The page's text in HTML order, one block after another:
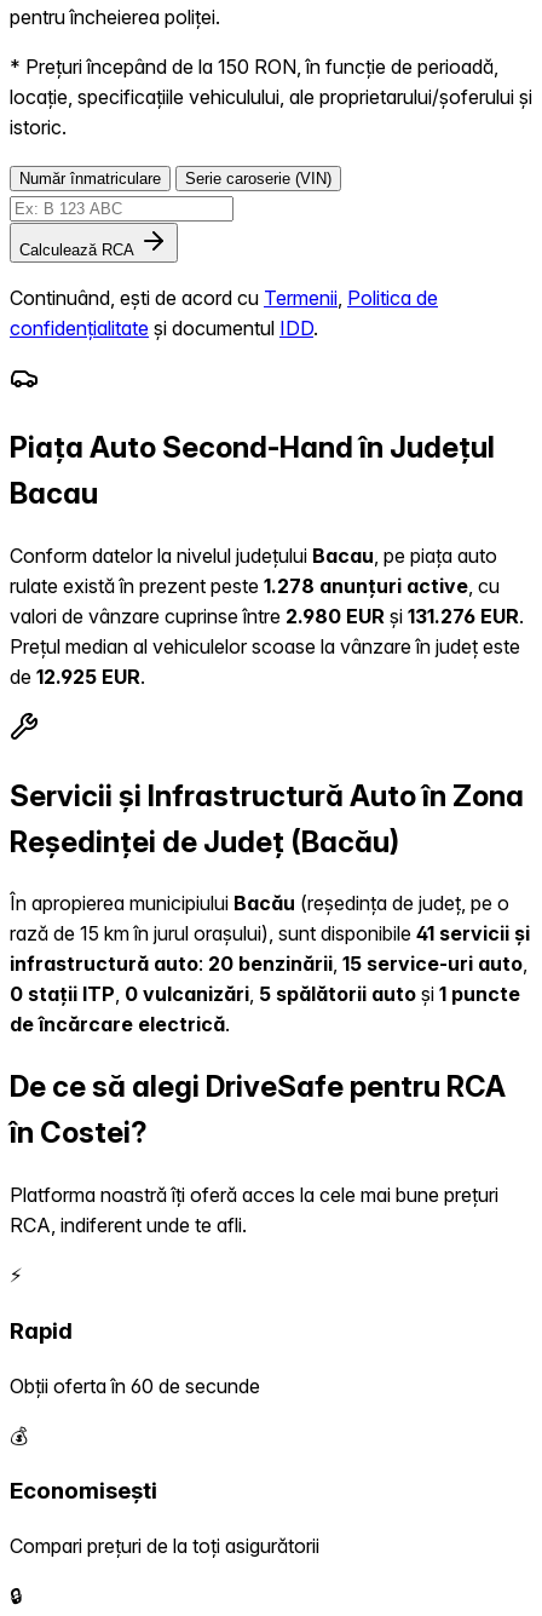
pentru încheierea poliței.
* Prețuri începând de la 150 RON, în funcție de perioadă,
locație, specificațiile vehiculului, ale proprietarului/șoferului și
istoric.
Număr înmatriculare Serie caroserie (VIN)
Calculează RCA
Continuând, ești de acord cu Termenii Politica de
confidențialitate și documentul IDD.
Piața Auto Second-Hand în Județul
Bacau
Conform datelor la nivelul județului Bacau , pe piața auto
rulate există în prezent peste 1.278 anunțuri active , cu
valori de vânzare cuprinse între 2.980 EUR și 131.276 EUR.
Prețul median al vehiculelor scoase la vânzare în județ este
de 12.925 EUR.
Servicii și Infrastructură Auto în Zona
Reședinței de Județ (Bacău)
În apropierea municipiului Bacău (reședința de județ, pe o
rază de 15 km în jurul orașului), sunt disponibile 41 servicii și
infrastructură auto: 20 benzinării, 15 service-uri auto,
0 stații ITP, 0 vulcanizări, 5 spălătorii auto și 1 puncte
de încărcare electrică.
De ce să alegi DriveSafe pentru RCA
în Costei?
Platforma noastră îți oferă acces la cele mai bune prețuri
RCA, indiferent unde te afli.
⚡
Rapid
Obții oferta în 60 de secunde
💰
Economisești
Compari prețuri de la toți asigurătorii
🔒